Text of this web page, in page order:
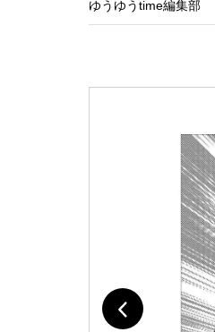
ゆうゆうtime編集部